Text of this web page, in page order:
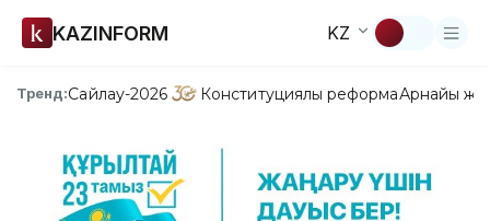
KAZINFORM KZ
Тренд:Сайлау-2026 Конституциялық реформаАрнайы